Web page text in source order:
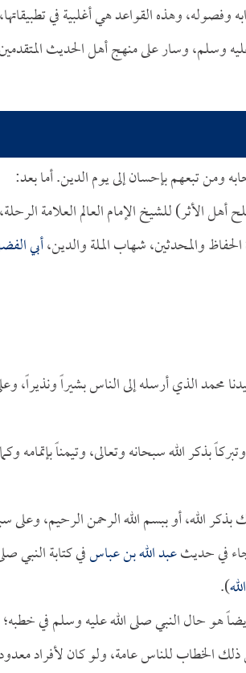
وفصوله، وهذه القواعد هي أغلبية في تطبيقاتها،
وسلم، وسار على منهج أهل الحديث
ومن تبعهم بإحسان إلى يوم الدين. أما بعد:
الأثر) للشيخ الإمام العالم العلامة
والمحدثين، شهاب الملة والدين،أبي
محمد الذي أرسله إلى الناس بشيراً ونذيراً،
بذكر الله سبحانه وتعالى، وتيمناً بإتمامه
الله، أو ببسم الله الرحمن الرحيم، وعلى
جاء في حديثعبد الله بن عباسفي كتابة النبي
).
هو حال النبي صلى الله عليه وسلم في
الخطاب للناس عامة، ولو كان لأفراد